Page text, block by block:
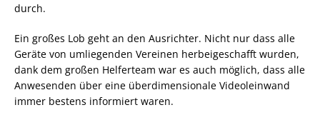
durch.
Ein großes Lob geht an den Ausrichter. Nicht nur dass alle
Geräte von umliegenden Vereinen herbeigeschafft wurden,
dank dem großen Helferteam war es auch möglich, dass alle
Anwesenden über eine überdimensionale Videoleinwand
immer bestens informiert waren.